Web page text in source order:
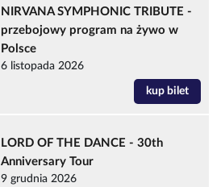
NIRVANA SYMPHONIC TRIBUTE -
przebojowy program na żywo w
Polsce
6 listopada 2026
kup bilet
LORD OF THE DANCE - 30th
Anniversary Tour
9 grudnia 2026